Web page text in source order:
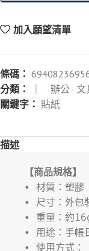
加入願望清單
條碼：
分類：
｜ 辦公 · 文
關鍵字： 貼紙
描述
【商品規格】
• 材質：塑膠
• 尺寸：外
• 重量：約
• 用途：手帳
• 使用方式：